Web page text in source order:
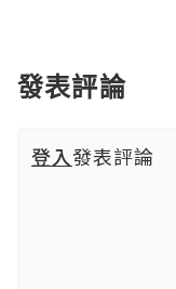
發表評論
登入發表評論